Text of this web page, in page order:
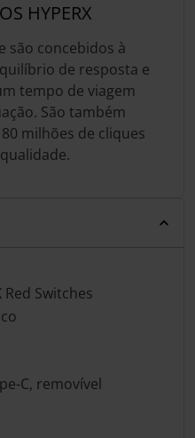
HYPERX
são concebidos à
de resposta e
tempo de viagem
São também
milhões de cliques
Red Switches
C, removível